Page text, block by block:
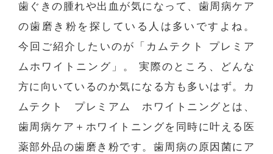
歯ぐきの腫れや出血が気になって、歯周病ケア
の歯磨き粉を探している人は多いですよね。
今回ご紹介したいのが「カムテクト プレミア
ムホワイトニング」。 実際のところ、どんな
方に向いているのか気になる方も多いはず。カ
ムテクト プレミアム ホワイトニングとは、
歯周病ケア＋ホワイトニングを同時に叶える医
薬部外品の歯磨き粉です。歯周病の原因菌にア